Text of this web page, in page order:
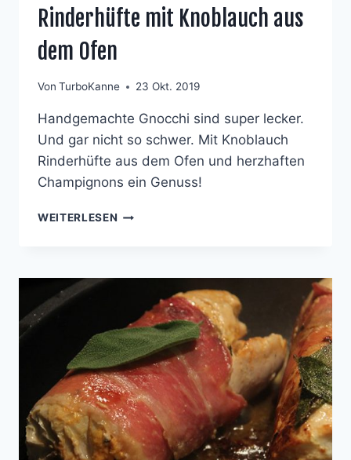
Rinderhüfte mit Knoblauch aus
dem Ofen
Von TurboKanne 23 Okt. 2019
Handgemachte Gnocchi sind super lecker.
Und gar nicht so schwer. Mit Knoblauch
Rinderhüfte aus dem Ofen und herzhaften
Champignons ein Genuss!
WEITERLESEN HANDMADE
CHAMPIGNONS
ROSMARIN-
RINDERHÜFTE
MIT
KNOBLAUCH
AUS
DEM
OFEN